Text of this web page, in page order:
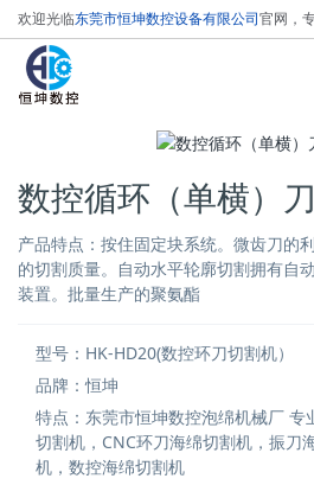
欢迎光临东莞市恒坤数控设备有限公司官网，
数控循环刀海绵切割机，
数控循环（单横）
产品特点：按住固定块系统。微齿刀的
的切割质量。自动水平轮廓切割拥有自
装置。批量生产的聚氨酯
型号：HK-HD20(数控环刀切割机）
品牌：恒坤
特点：东莞市恒坤数控泡绵机械厂 专
切割机，CNC环刀海绵切割机，振刀
机，数控海绵切割机